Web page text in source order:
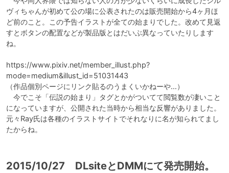
ヴィちゃんが初めて公の場に公表されたのは販売開始から4ヶ月ほ
ど前のこと。この予告イラストが全ての始まりでした。改めて見返
すとボタンの配置などが製品版とはだいぶ異なっていたりします
ね。
https://www.pixiv.net/member_illust.php?
mode=medium&illust_id=51031443
（作品個別ページにリンク貼るのうまくいかねーや…）
今でこそ「伝説の始まり」タグとかがついてて閲覧数が凄いこと
になっていますが、公開された当時から相当な反響がありました。
元々Ray氏は各種のイラストサイトでそれなりに名が知られてまし
たからね。
2015/10/27 DLsiteとDMMにて発売開始。